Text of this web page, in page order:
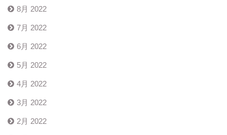
8月 2022
7月 2022
6月 2022
5月 2022
4月 2022
3月 2022
2月 2022